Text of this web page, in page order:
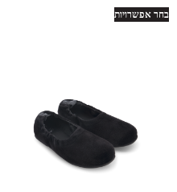
בחר אפשרויות